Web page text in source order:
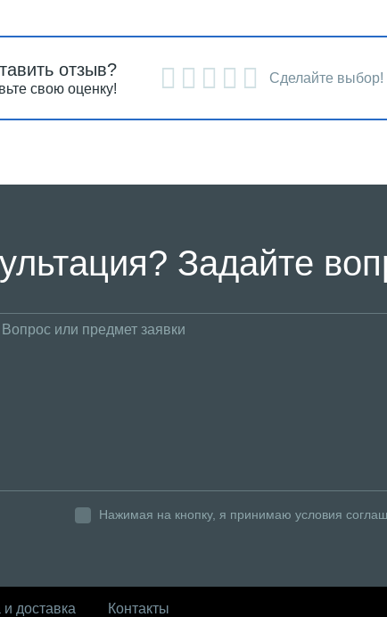
отзыв?
свою оценку!
Сделайте выбор!
Задайте
Нажимая на кнопку, я принимаю условия
доставка Контакты